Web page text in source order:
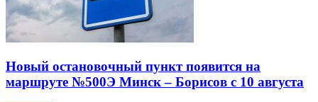
Новый остановочный пункт появится на
маршруте №500Э Минск – Борисов с 10 августа